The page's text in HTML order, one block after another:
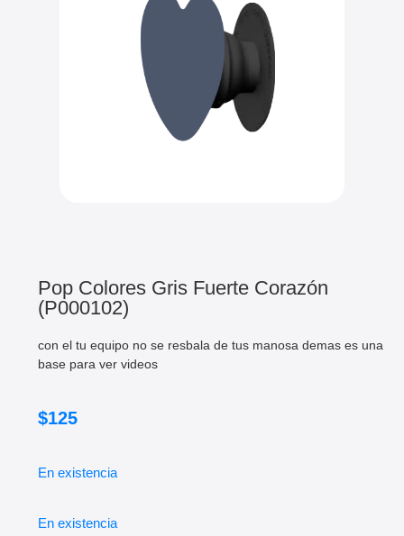
Pop Colores Gris Fuerte Corazón
(P000102)
con el tu equipo no se resbala de tus manosa demas es una
base para ver videos
$125
En existencia
En existencia